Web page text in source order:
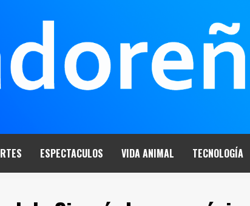
ESPECTACULOS VIDA ANIMAL TECNOLOGÍA